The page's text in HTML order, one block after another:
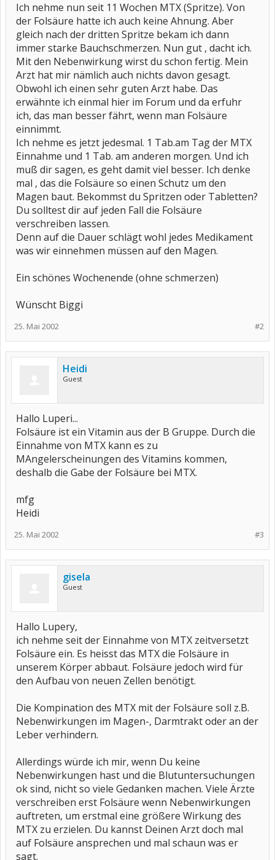
Ich nehme nun seit 11 Wochen MTX (Spritze). Von
der Folsäure hatte ich auch keine Ahnung. Aber
gleich nach der dritten Spritze bekam ich dann
immer starke Bauchschmerzen. Nun gut , dacht ich.
Mit den Nebenwirkung wirst du schon fertig. Mein
Arzt hat mir nämlich auch nichts davon gesagt.
Obwohl ich einen sehr guten Arzt habe. Das
erwähnte ich einmal hier im Forum und da erfuhr
ich, das man besser fährt, wenn man Folsäure
einnimmt.
Ich nehme es jetzt jedesmal. 1 Tab.am Tag der MTX
Einnahme und 1 Tab. am anderen morgen. Und ich
muß dir sagen, es geht damit viel besser. Ich denke
mal , das die Folsäure so einen Schutz um den
Magen baut. Bekommst du Spritzen oder Tabletten?
Du solltest dir auf jeden Fall die Folsäure
verschreiben lassen.
Denn auf die Dauer schlägt wohl jedes Medikament
was wir einnehmen müssen auf den Magen.
Ein schönes Wochenende (ohne schmerzen)
Wünscht Biggi
#2
25. Mai 2002
Heidi
Guest
Hallo Luperi...
Folsäure ist ein Vitamin aus der B Gruppe. Durch die
Einnahme von MTX kann es zu
MAngelerscheinungen des Vitamins kommen,
deshalb die Gabe der Folsäure bei MTX.
mfg
Heidi
#3
25. Mai 2002
gisela
Guest
Hallo Lupery,
ich nehme seit der Einnahme von MTX zeitversetzt
Folsäure ein. Es heisst das MTX die Folsäure in
unserem Körper abbaut. Folsäure jedoch wird für
den Aufbau von neuen Zellen benötigt.
Die Kompination des MTX mit der Folsäure soll z.B.
Nebenwirkungen im Magen-, Darmtrakt oder an der
Leber verhindern.
Allerdings würde ich mir, wenn Du keine
Nebenwirkungen hast und die Blutuntersuchungen
ok sind, nicht so viele Gedanken machen. Viele Ärzte
verschreiben erst Folsäure wenn Nebenwirkungen
auftreten, um erstmal eine größere Wirkung des
MTX zu erzielen. Du kannst Deinen Arzt doch mal
auf Folsäure ansprechen und mal schaun was er
sagt.